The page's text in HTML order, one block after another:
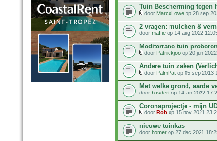
Tuin Bescherming tegen
door MarcoLowe op 28 sep
2 vragen: mulchen &
door maffie op 14 aug 2022
Mediterrane tuin
door Patriickjoo op 20 jun
Andere tuin zaken
door PalmPat op 05 sep 2013
Met welke grond, aarde
door basdert op 14 jan 2022
Coronaprojectje - mijn
door Rob op 15 nov 2021
nieuwe tuinkas
door homer op 27 dec 2021